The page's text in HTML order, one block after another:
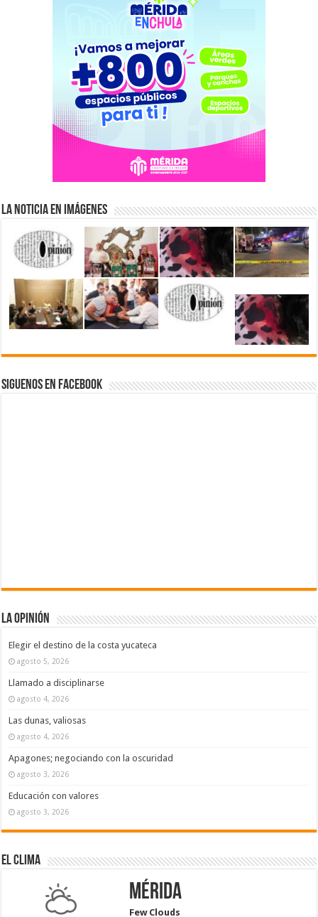
La Noticia en Imágenes
Siguenos en Facebook
La Opinión
Elegir el destino de la costa yucateca
agosto 5, 2026
Llamado a disciplinarse
agosto 4, 2026
Las dunas, valiosas
agosto 4, 2026
Apagones; negociando con la oscuridad
agosto 3, 2026
Educación con valores
agosto 3, 2026
El Clima
Mérida
Few Clouds